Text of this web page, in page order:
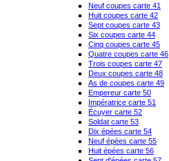
Neuf coupes carte 41
Huit coupes carte 42
Sept coupes carte 43
Six coupes carte 44
Cinq coupes carte 45
Quatre coupes carte 46
Trois coupes carte 47
Deux coupes carte 48
As de coupes carte 49
Empereur carte 50
Impératrice carte 51
Écuyer carte 52
Soldat carte 53
Dix épées carte 54
Neuf épées carte 55
Huit épées carte 56